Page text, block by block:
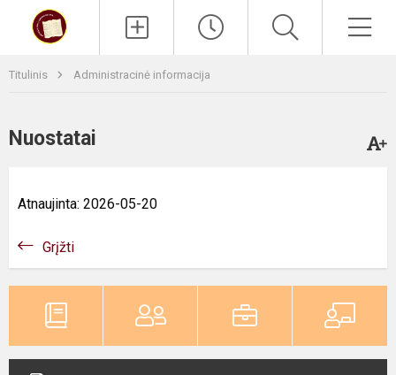
Titulinis Administracinė informacija
Nuostatai
Atnaujinta: 2026-05-20
Grįžti